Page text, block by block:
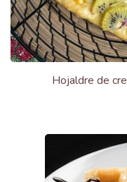
Hojaldre de